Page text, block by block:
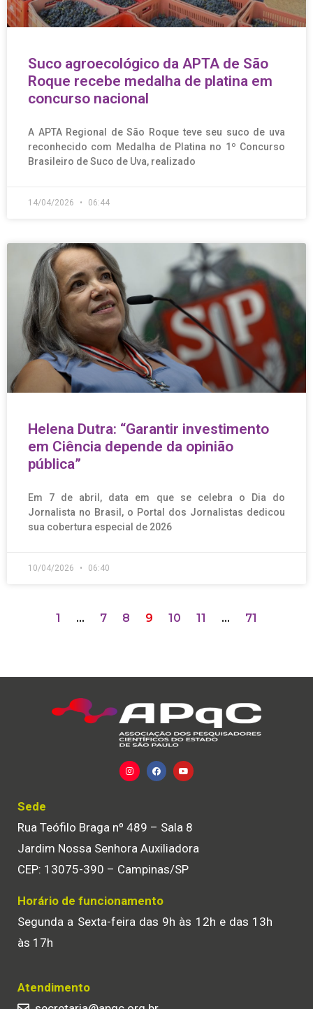
Suco agroecológico da APTA de São
Roque recebe medalha de platina em
concurso nacional
A APTA Regional de São Roque teve seu suco de uva
reconhecido com Medalha de Platina no 1º Concurso
Brasileiro de Suco de Uva, realizado
14/04/2026 06:44
Helena Dutra: “Garantir investimento
em Ciência depende da opinião
pública”
Em 7 de abril, data em que se celebra o Dia do
Jornalista no Brasil, o Portal dos Jornalistas dedicou
sua cobertura especial de 2026
10/04/2026 06:40
1 … 7 8 9 10 11 … 71
Sede
Rua Teófilo Braga nº 489 – Sala 8
Jardim Nossa Senhora Auxiliadora
CEP: 13075-390 – Campinas/SP
Horário de funcionamento
Segunda a Sexta-feira das 9h às 12h e das 13h
às 17h
Atendimento